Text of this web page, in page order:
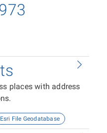
places with address
Esri File Geodatabase